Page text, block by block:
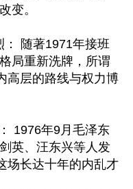
变。
： 随著1971年接班
局重新洗牌，所谓
高层的路线与权力博
1976年9月毛泽东
英、汪东兴等人发
场长达十年的内乱才